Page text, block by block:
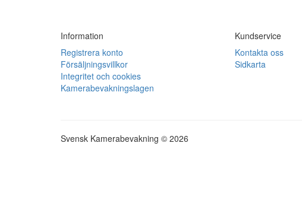
Information
Registrera konto
Försäljningsvillkor
Integritet och cookies
Kamerabevakningslagen
Kundservice
Kontakta oss
Sidkarta
Svensk Kamerabevakning © 2026